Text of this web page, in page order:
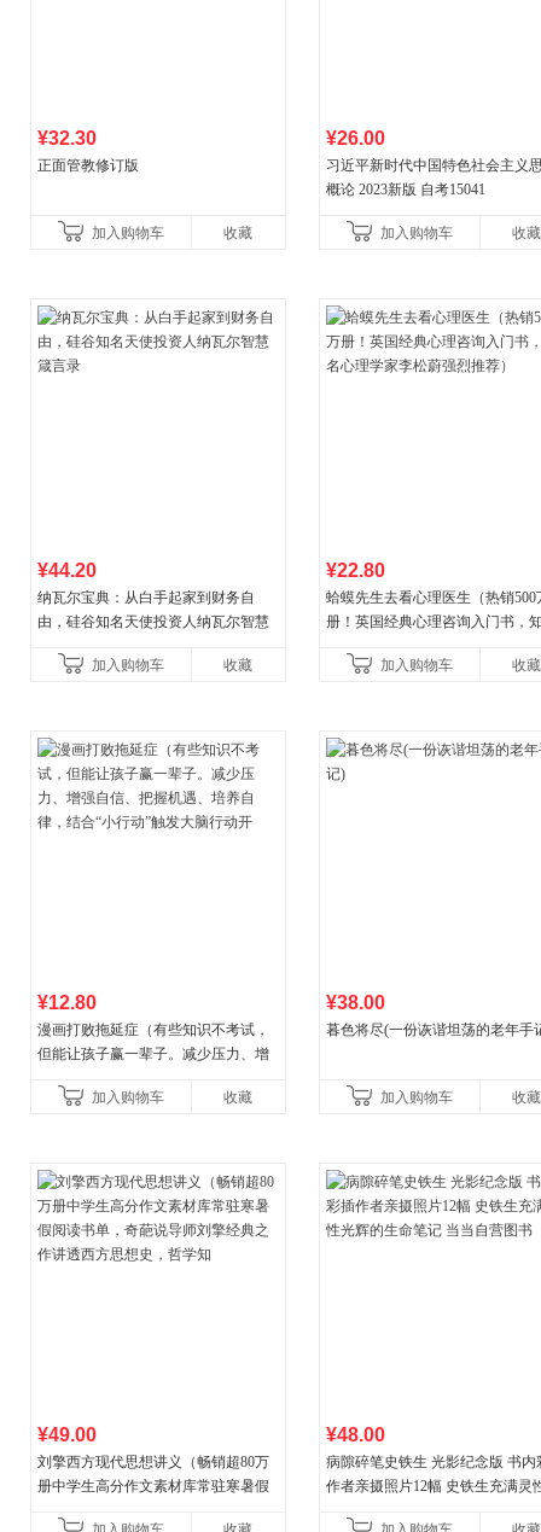
¥32.30
正面管教修订版
加入购物车 收藏
¥26.00
习近平新时代中国特色社会主义
概论 2023新版 自考15041
加入购物车 收藏
¥44.20
纳瓦尔宝典：从白手起家到财务自
由，硅谷知名天使投资人纳瓦尔智慧
加入购物车
收藏
¥22.80
蛤蟆先生去看心理医生（热销500
册！英国经典心理咨询入门书，
加入购物车
收藏
¥12.80
漫画打败拖延症（有些知识不考试，
但能让孩子赢一辈子。减少压力、增
合“小行动”触发大脑行动开
加入购物车 收藏
¥38.00
暮色将尽(一份诙谐坦荡的老年手
加入购物车 收藏
¥49.00
刘擎西方现代思想讲义（畅销超80万
册中学生高分作文素材库常驻寒暑假
¥48.00
病隙碎笔史铁生 光影纪念版 书内
作者亲摄照片12幅 史铁生充满灵